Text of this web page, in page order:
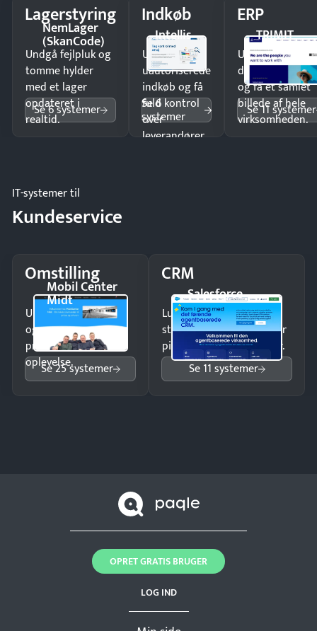
Lagerstyring
NemLager
(SkanCode)
Undgå fejlpluk og
tomme hylder
med et lager
opdateret i
realtid.
Se 6 systemer
Indkøb
Intellis
Undgå
uautoriserede
indkøb og få
fuld kontrol
over
leverandører
Se 6
systemer
ERP
TRIMIT
Undgå
og få ét samlet
billede af hele
virksomheden.
Se 11 systemer
IT-systemer til
Kundeservice
Omstilling
Mobil Center
Midt
Undgå tabte opkald
og giv kunderne en
professionel
oplevelse.
Se 25 systemer
CRM
Salesforce
Luk flere salg med et
struktureret overblik over
pipeline og opfølgninger.
Se 11 systemer
LOG IND
OPRET GRATIS BRUGER